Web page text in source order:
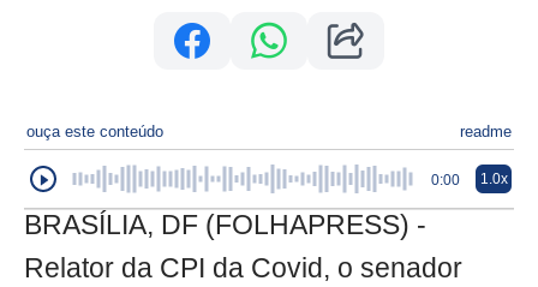
ouça este conteúdo readme
0:00 1.0x
BRASÍLIA, DF (FOLHAPRESS) -
Relator da CPI da Covid, o senador